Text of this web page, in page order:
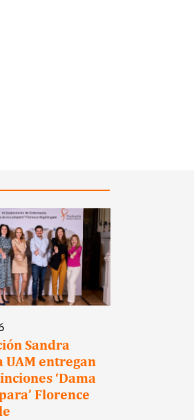
Sandra
UAM entregan
‘Dama
Florence